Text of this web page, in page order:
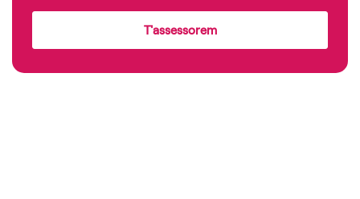
T'assessorem